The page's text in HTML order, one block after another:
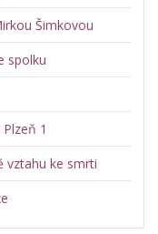
Šimkovou
spolku
1
vztahu ke smrti